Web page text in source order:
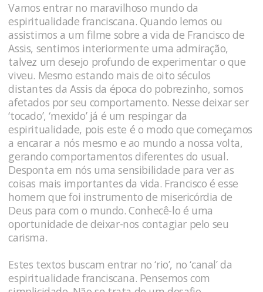
Vamos entrar no maravilhoso mundo da
espiritualidade franciscana. Quando lemos ou
assistimos a um filme sobre a vida de Francisco de
Assis, sentimos interiormente uma admiração,
talvez um desejo profundo de experimentar o que
viveu. Mesmo estando mais de oito séculos
distantes da Assis da época do pobrezinho, somos
afetados por seu comportamento. Nesse deixar ser
‘tocado’, ‘mexido’ já é um respingar da
espiritualidade, pois este é o modo que começamos
a encarar a nós mesmo e ao mundo a nossa volta,
gerando comportamentos diferentes do usual.
Desponta em nós uma sensibilidade para ver as
coisas mais importantes da vida. Francisco é esse
homem que foi instrumento de misericórdia de
Deus para com o mundo. Conhecê-lo é uma
oportunidade de deixar-nos contagiar pelo seu
carisma.
Estes textos buscam entrar no ‘rio’, no ‘canal’ da
espiritualidade franciscana. Pensemos com